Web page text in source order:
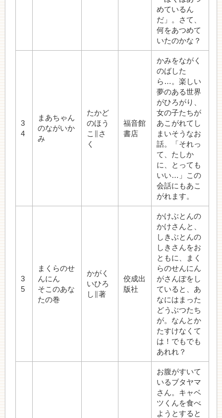
めているん
だ」。さて、
何をあつめて
いたのかな？
3
4
まあちゃん
のながいか
み
たかど
のほう
こ∥さ
く
福音館
書店
かみをながく
のばした
ら…。楽しい
夢のある世界
がひろがり、
女の子たちが
あこがれてし
まいそうなお
話。「それっ
て、たしか
に、とっても
いい…」この
会話にもあこ
がれます。
3
5
まくらのせ
んにん
そこのあな
たの巻
かがく
いひろ
し∥著
佼成出
版社
かけぶとんの
かけさんと、
しきぶとんの
しきさんをお
ともに、まく
らのせんにん
がさんぽをし
ていると、あ
なにはまった
どうぶつたち
が。なんとか
たすけなくて
は！でもでも
あれれ？
お腹がすいて
いるブタヤマ
さん。キャベ
ツくんを食べ
ようとすると